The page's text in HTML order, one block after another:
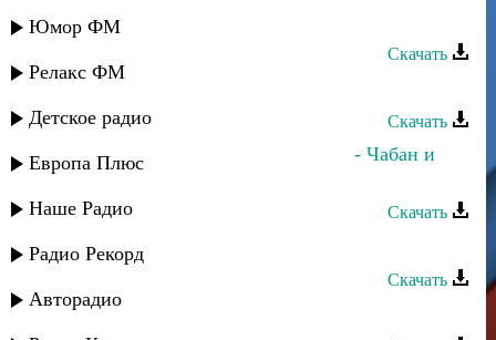
Юмор ФМ
Релакс ФМ
Детское радио
Европа Плюс
Наше Радио
Радио Рекорд
Авторадио
Мурад Астемиров - Мой караван
Скачать
Скачать
Шамиль Ханакаев,Саида Мусаева - Чабан и
модница
Скачать
Мурад Якубов - Моя горянка
Скачать
Мурад Якубов - Мы вместе